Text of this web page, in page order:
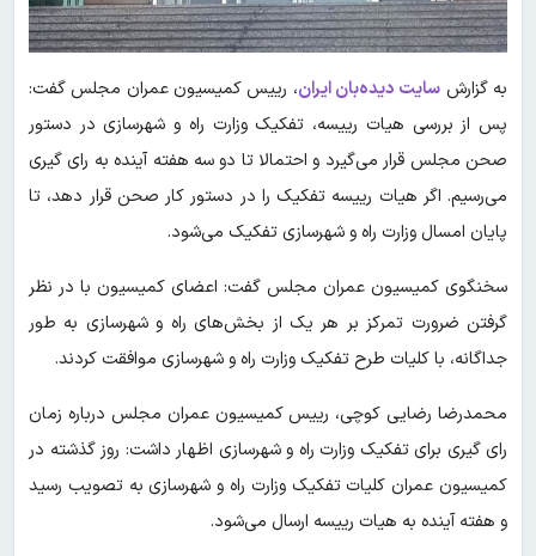
به گزارش سایت دیده‌بان ایران، رییس کمیسیون عمران مجلس گفت:
پس از بررسی هیات رییسه، تفکیک وزارت راه و شهرسازی در دستور
صحن مجلس قرار می‌گیرد و احتمالا تا دو سه هفته آینده به رای گیری
می‌رسیم. اگر هیات رییسه تفکیک را در دستور کار صحن قرار دهد، تا
پایان امسال وزارت راه و شهرسازی تفکیک می‌شود.
سخنگوی کمیسیون عمران مجلس گفت: اعضای کمیسیون با در نظر
گرفتن ضرورت تمرکز بر هر یک از بخش‌های راه و شهرسازی به‌ طور
جداگانه، با کلیات طرح تفکیک وزارت راه و شهرسازی موافقت کردند.
محمدرضا رضایی کوچی، رییس کمیسیون عمران مجلس درباره زمان
رای گیری برای تفکیک وزارت راه و شهرسازی اظهار داشت: روز گذشته در
کمیسیون عمران کلیات تفکیک وزارت راه و شهرسازی به تصویب رسید
و هفته آینده به هیات رییسه ارسال می‌شود.